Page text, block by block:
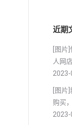
近期
[图
人网
[图
购买